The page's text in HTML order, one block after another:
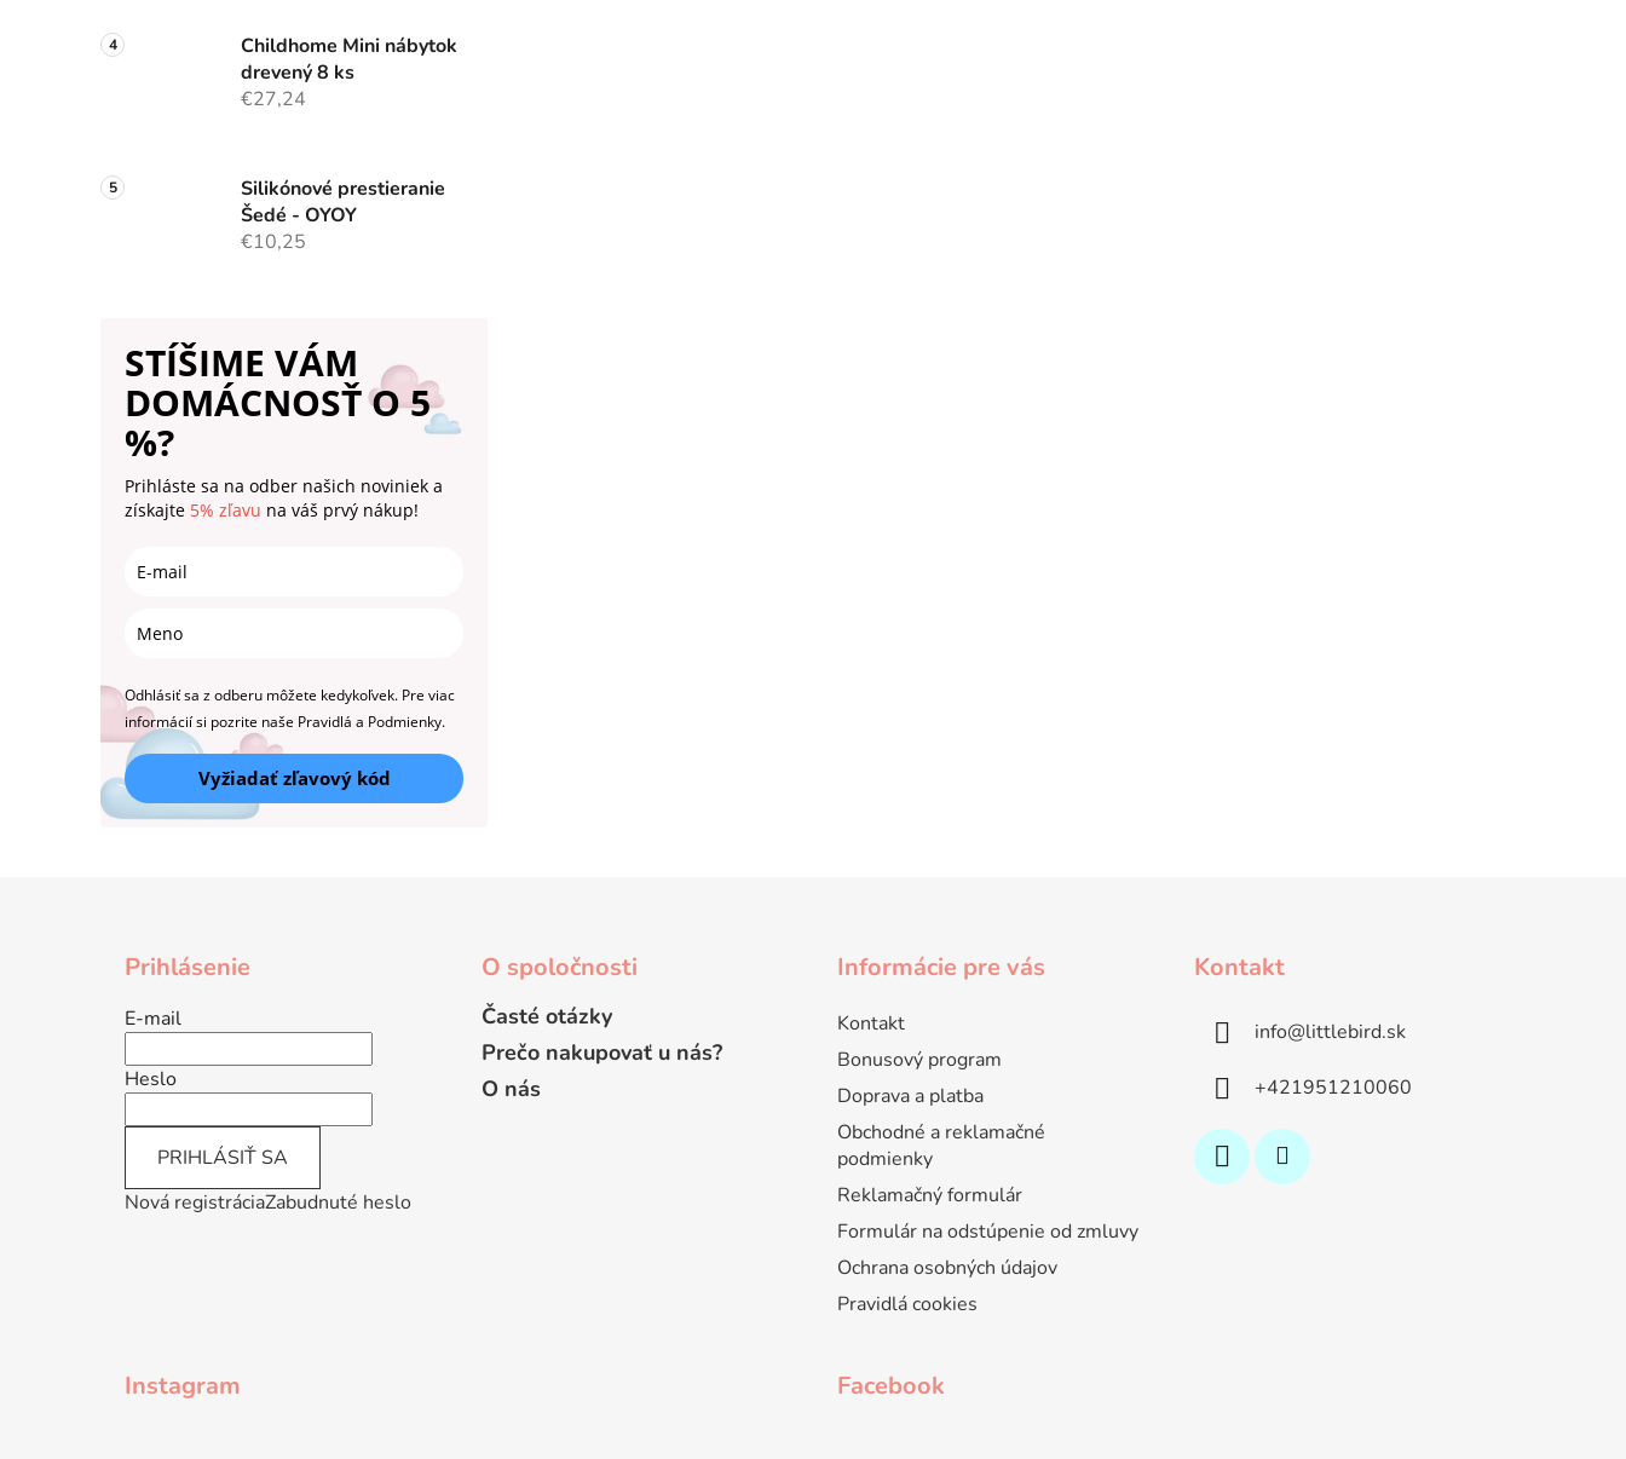
Childhome Mini nábytok
drevený 8 ks
€27,24
Silikónové prestieranie
Šedé - OYOY
€10,25
STÍŠIME VÁM
DOMÁCNOSŤ O 5
%?
Prihláste sa na odber našich noviniek a
získajte 5% zľavu na váš prvý nákup!
Odhlásiť sa z odberu môžete kedykoľvek. Pre viac
informácií si pozrite naše Pravidlá a Podmienky.
Vyžiadať zľavový kód
Prihlásenie
E-mail
Heslo
PRIHLÁSIŤ SA
Nová registráciaZabudnuté heslo
O spoločnosti
Časté otázky
Prečo nakupovať u nás?
O nás
Informácie pre vás
Kontakt
Bonusový program
Doprava a platba
Obchodné a reklamačné
podmienky
Reklamačný formulár
Formulár na odstúpenie od zmluvy
Ochrana osobných údajov
Pravidlá cookies
Kontakt
info@littlebird.sk
+421951210060
Instagram Facebook